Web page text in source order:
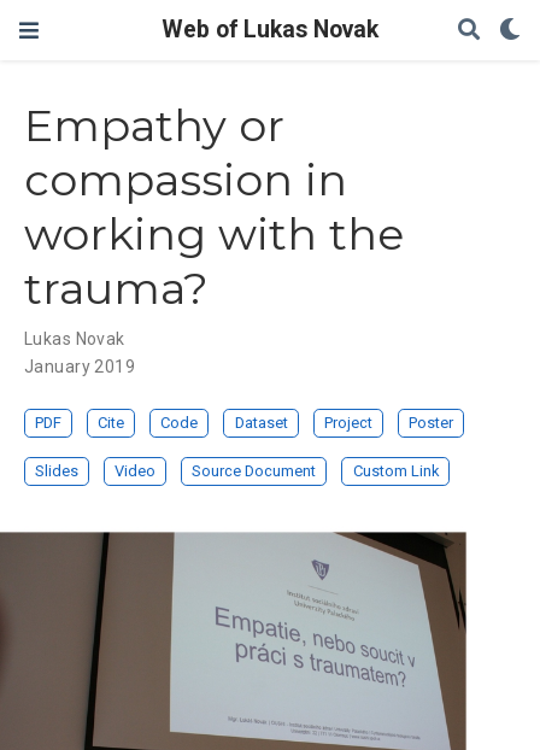
Web of Lukas Novak
Empathy or
compassion in
working with the
trauma?
Lukas Novak
January 2019
PDF Cite Code Dataset Project Poster
Slides Video Source Document Custom Link